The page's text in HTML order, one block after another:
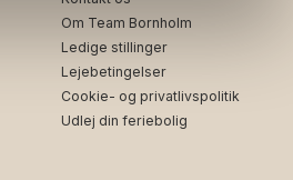
Om Team Bornholm
Ledige stillinger
Lejebetingelser
Cookie- og privatlivspolitik
Udlej din feriebolig